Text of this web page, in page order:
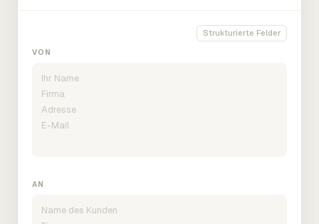
Strukturierte Felder
VON
AN